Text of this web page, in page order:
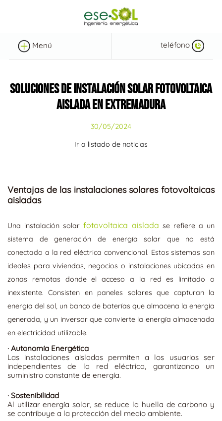
Menú teléfono
SOLUCIONES DE INSTALACIÓN SOLAR FOTOVOLTAICA
AISLADA EN EXTREMADURA
30/05/2024
Ir a listado de noticias
Ventajas de las instalaciones solares fotovoltaicas
aisladas
Una instalación solarfotovoltaica aislada se refiere a un
sistema de generación de energía solar que no está
conectado a la red eléctrica convencional. Estos sistemas son
ideales para viviendas, negocios o instalaciones ubicadas en
zonas remotas donde el acceso a la red es limitado o
inexistente. Consisten en paneles solares que capturan la
energía del sol, un banco de baterías que almacena la energía
generada, y un inversor que convierte la energía almacenada
en electricidad utilizable.
· Autonomía Energética
Las instalaciones aisladas permiten a los usuarios ser
independientes de la red eléctrica, garantizando un
suministro constante de energía.
· Sostenibilidad
Al utilizar energía solar, se reduce la huella de carbono y
se contribuye a la protección del medio ambiente.